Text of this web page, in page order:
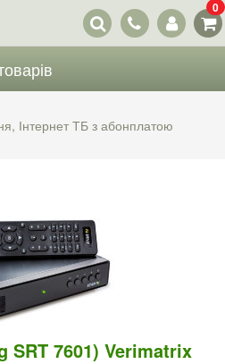
Наші
контакти
0
Інтернет ТБ з абонплатою
SRT 7601) Verimatrix